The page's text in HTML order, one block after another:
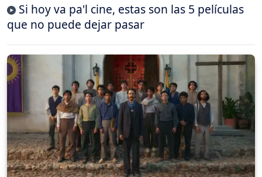
Si hoy va pa'l cine, estas son las 5 películas
que no puede dejar pasar